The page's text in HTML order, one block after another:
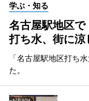
学ぶ・知る
名古屋駅地区
打ち水、街に涼
「名古屋駅地区打ち
た。